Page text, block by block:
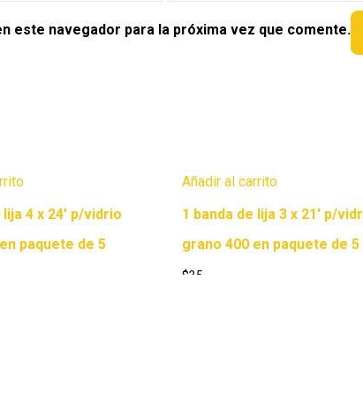
este navegador para la próxima vez que comente.
4 x 24′ p/vidrio
paquete de 5
Añadir al carrito
1 banda de lija 3 x 21′ p/
grano 400 en paquete de 5
$35